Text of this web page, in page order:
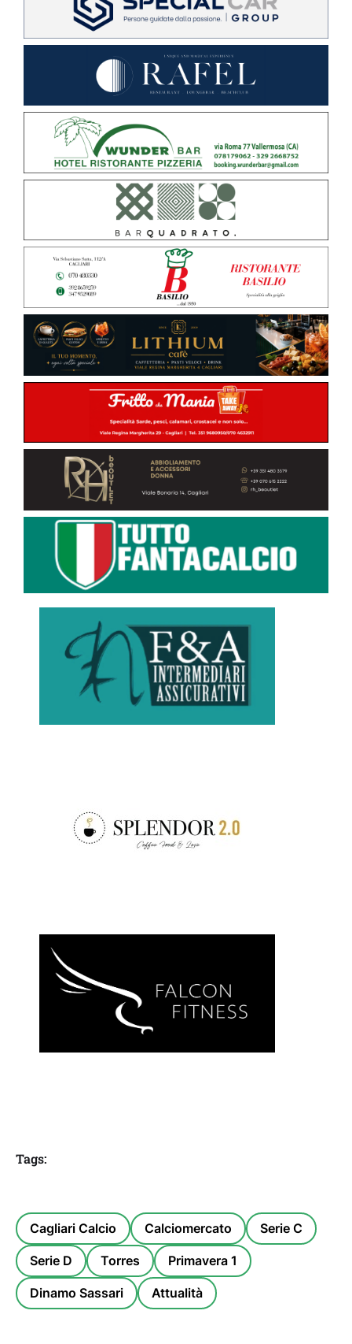
Tags:
Cagliari Calcio Calciomercato Serie C
Serie D Torres Primavera 1
Dinamo Sassari Attualità